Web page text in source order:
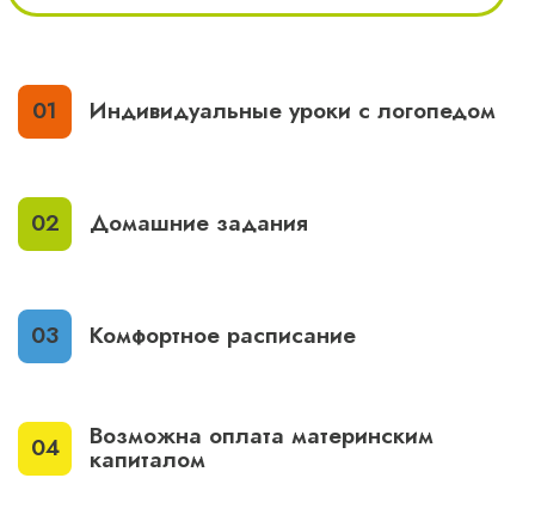
Индивидуальные уроки с логопедом
Домашние задания
Комфортное расписание
Возможна оплата материнским
капиталом